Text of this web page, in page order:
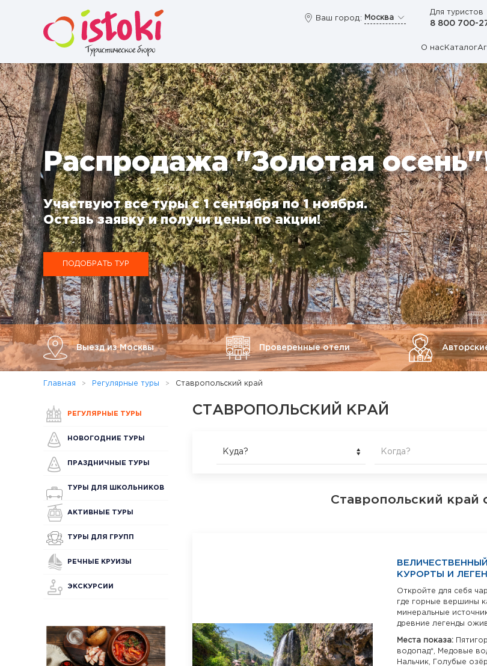
Ваш город: Москва
Для туристов
8 800 700-
О нас Каталог
Распродажа "Золотая
Участвуют все туры с 1 сентября по 1 ноября.
Оставь заявку и получи цены по акции!
ПОДОБРАТЬ ТУР
Выезд из Москвы Проверенные отели
Главная Регулярные туры Ставропольский край
СТАВРОПОЛЬСКИЙ КРАЙ
Куда? Когда?
Ставропольский край
КУРОРТЫ И
Откройте для себя
где горные вершины
минеральные
древние легенды
Места показа:
водопад*,
Медовые
Нальчик,
Голубые
РЕГУЛЯРНЫЕ ТУРЫ
НОВОГОДНИЕ ТУРЫ
ПРАЗДНИЧНЫЕ ТУРЫ
ТУРЫ ДЛЯ ШКОЛЬНИКОВ
АКТИВНЫЕ ТУРЫ
ТУРЫ ДЛЯ ГРУПП
РЕЧНЫЕ КРУИЗЫ
ЭКСКУРСИИ